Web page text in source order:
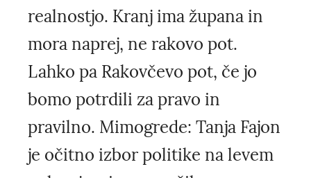
realnostjo. Kranj ima župana in
mora naprej, ne rakovo pot.
Lahko pa Rakovčevo pot, če jo
bomo potrdili za pravo in
pravilno. Mimogrede: Tanja Fajon
je očitno izbor politike na levem